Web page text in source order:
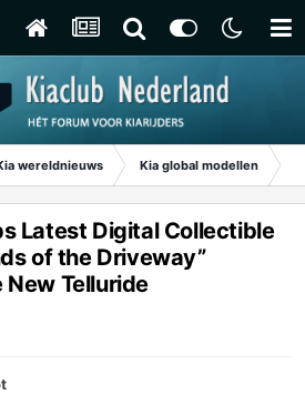
wereldnieuws Kia global modellen
Latest Digital Collectible
of the Driveway”
Telluride